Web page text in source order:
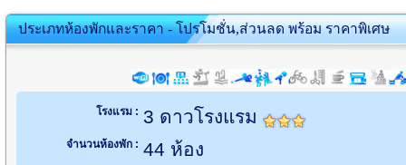
ประเภทห้องพักและราคา - โปรโมชั่น,ส่วนลด พร้อม ราคาพิเศษ
โรงแรม : 3 ดาวโรงแรม
จำนวนห้องพัก : 44 ห้อง